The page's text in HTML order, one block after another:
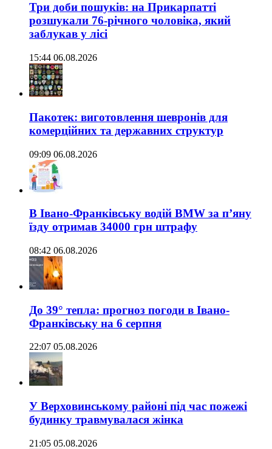
Три доби пошуків: на Прикарпатті
розшукали 76-річного чоловіка, який
заблукав у лісі
15:44 06.08.2026
Пакотек: виготовлення шевронів для
комерційних та державних структур
09:09 06.08.2026
В Івано-Франківську водій BMW за п’яну
їзду отримав 34000 грн штрафу
08:42 06.08.2026
До 39° тепла: прогноз погоди в Івано-
Франківську на 6 серпня
22:07 05.08.2026
У Верховинському районі під час пожежі
будинку травмувалася жінка
21:05 05.08.2026